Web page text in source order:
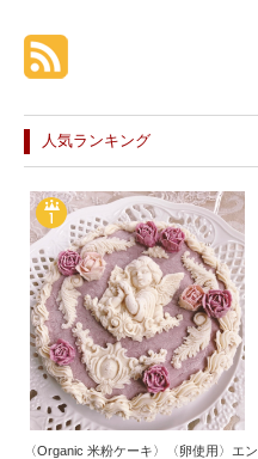
人気ランキング
〈Organic 米粉ケーキ〉〈卵使用〉エン